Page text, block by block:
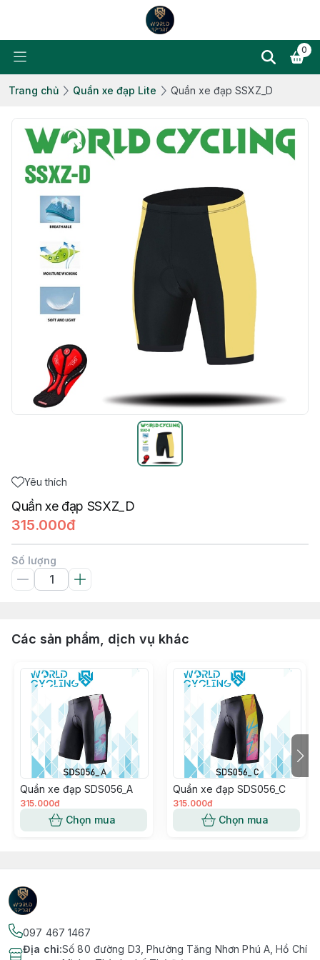
0
Trang chủ Quần xe đạp Lite Quần xe đạp SSXZ_D
Yêu thích
Quần xe đạp SSXZ_D
315.000đ
Số lượng
Các sản phẩm, dịch vụ khác
Quần xe đạp SDS056_A
315.000đ
Chọn mua
Quần xe đạp SDS056_C
315.000đ
Chọn mua
097 467 1467
Địa chỉ:Số 80 đường D3, Phường Tăng Nhơn Phú A, Hồ Chí